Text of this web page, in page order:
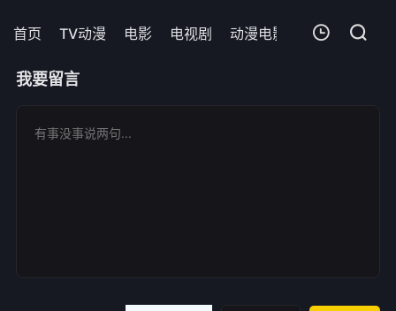
首页 TV动漫 电影 电视剧 动漫电影 短剧 今日更
我要留言